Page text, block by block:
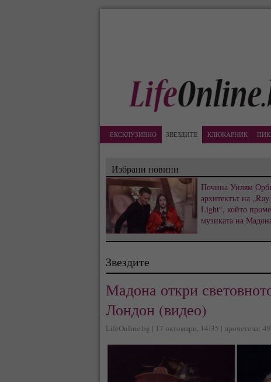
ЕКСКЛУЗИВНО ЗВЕЗДИТЕ КЛЮКАРНИК
Избрани новини
Почина Уилям
архитектът на
Light“, който
музиката на
Звездите
Мадона откри
Лондон (видео)
LifeOnline.bg | 17 октомври, 14:35 | прочетена: